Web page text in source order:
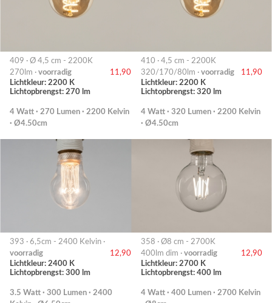
409 · Ø 4,5 cm - 2200K
270lm · voorradig
11,90
Lichtkleur: 2200 K
Lichtopbrengst: 270 lm
4 Watt · 270 Lumen · 2200 Kelvin
· Ø4.50cm
410 · 4,5 cm - 2200K
320/170/80lm · voorradig
11,90
Lichtkleur: 2200 K
Lichtopbrengst: 320 lm
4 Watt · 320 Lumen · 2200 Kelvin
· Ø4.50cm
393 · 6,5cm - 2400 Kelvin ·
voorradig
12,90
Lichtkleur: 2400 K
Lichtopbrengst: 300 lm
3.5 Watt · 300 Lumen · 2400
358 · Ø8 cm - 2700K
400lm dim · voorradig
12,90
Lichtkleur: 2700 K
Lichtopbrengst: 400 lm
4 Watt · 400 Lumen · 2700 Kelvin